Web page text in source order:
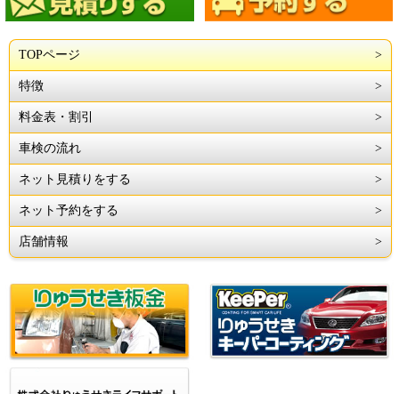
TOPページ
特徴
料金表・割引
車検の流れ
ネット見積りをする
ネット予約をする
店舗情報